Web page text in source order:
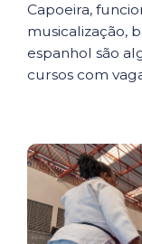
Capoeira,
musicalização,
espanhol são
cursos com